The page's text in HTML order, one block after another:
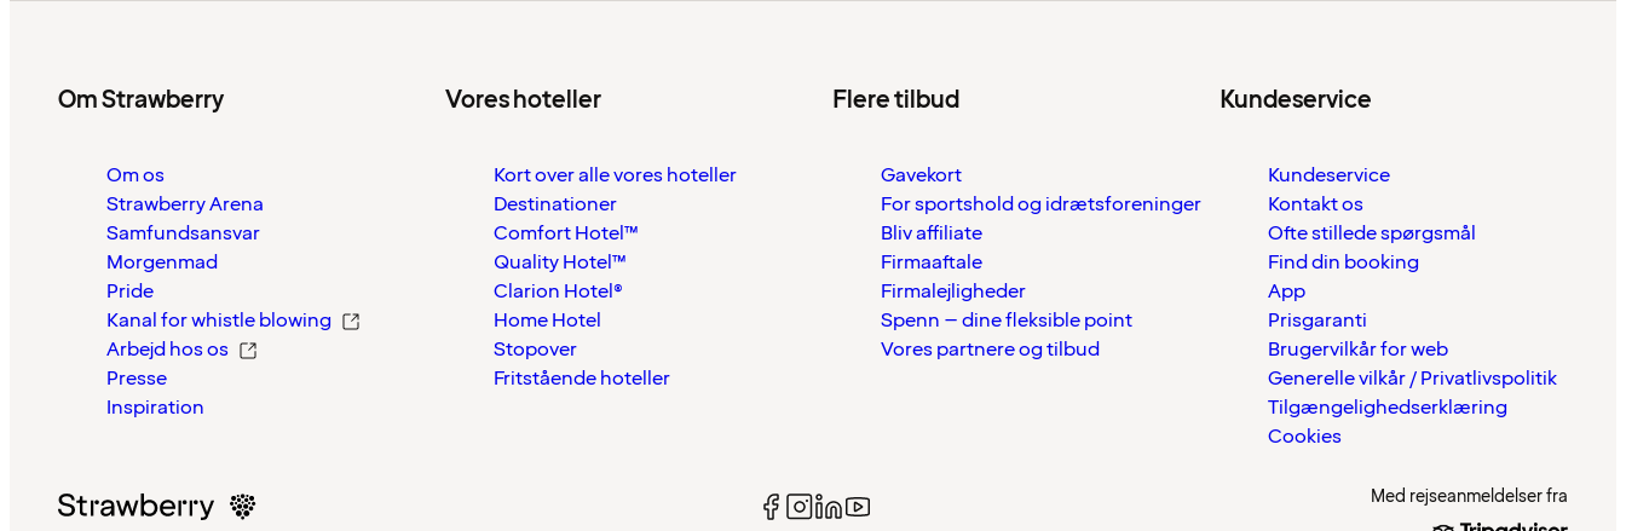
Om Strawberry
Om os
Strawberry Arena
Samfundsansvar
Morgenmad
Pride
Kanal for whistle blowing
Arbejd hos os
Presse
Inspiration
Vores hoteller
Kort over alle vores hoteller
Destinationer
Comfort Hotel™
Quality Hotel™
Clarion Hotel®
Home Hotel
Stopover
Fritstående hoteller
Flere tilbud
Gavekort
For sportshold og idrætsforeninger
Bliv affiliate
Firmaaftale
Firmalejligheder
Spenn – dine fleksible point
Vores partnere og tilbud
Kundeservice
Kundeservice
Kontakt os
Ofte stillede spørgsmål
Find din booking
App
Prisgaranti
Brugervilkår for web
Generelle vilkår / Privatlivspolitik
Tilgængelighedserklæring
Cookies
Med rejseanmeldelser fra